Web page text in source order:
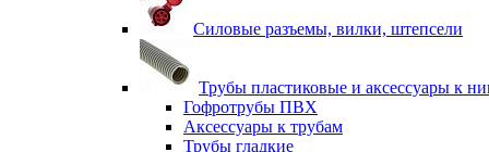
Силовые разъемы, вилки, штепсели
Трубы пластиковые и аксессуары к
Гофротрубы ПВХ
Аксессуары к трубам
Трубы гладкие